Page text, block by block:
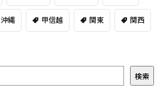
沖縄 甲信越 関東 関西
検索